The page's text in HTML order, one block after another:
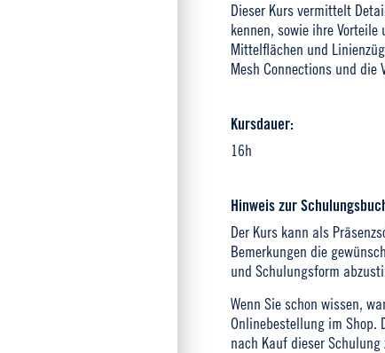
Dieser Kurs vermittelt
kennen, sowie ihre
Mittelflächen und
Mesh Connections und die
Kursdauer:
16h
Hinweis zur
Der Kurs kann als
Bemerkungen die
und Schulungsform
Wenn Sie schon wissen,
Onlinebestellung im Shop.
nach Kauf dieser